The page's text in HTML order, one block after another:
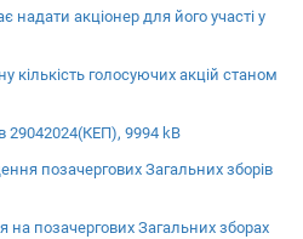
надати акціонер для його участі у
кількість голосуючих акцій станом
29042024(КЕП), 9994 kB
позачергових Загальних зборів
на позачергових Загальних зборах